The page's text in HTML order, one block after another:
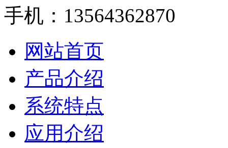
手机：13564362870
网站首页
产品介绍
系统特点
应用介绍